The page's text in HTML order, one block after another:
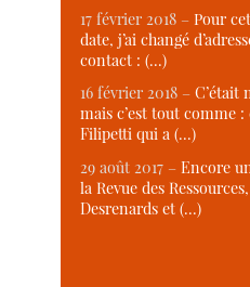
17 février 2018 –Pour
date, j’ai changé
contact : (…)
16 février 2018 –C’était
mais c’est tout comme :
Filipetti qui a (…)
29 août 2017 –Encore
la Revue des
Desrenards et (…)